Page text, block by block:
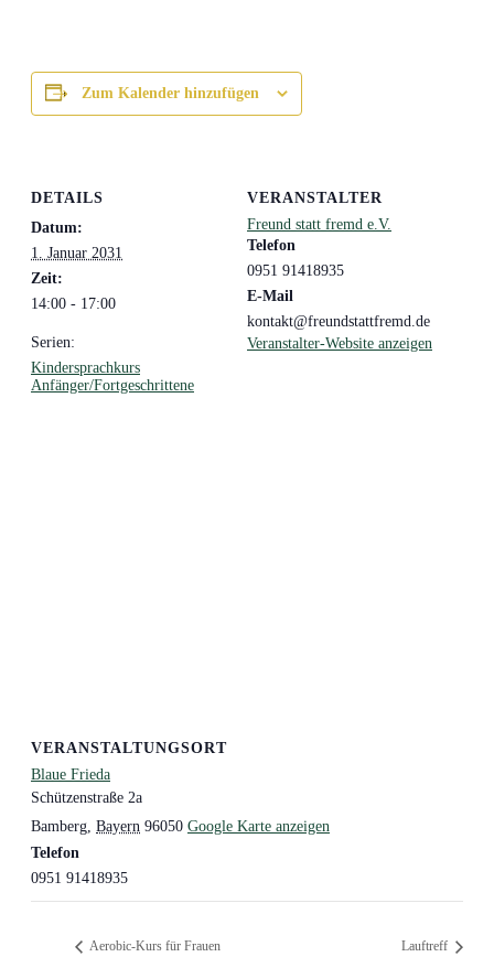
Zum Kalender hinzufügen
DETAILS
Datum:
1. Januar 2031
Zeit:
14:00 - 17:00
Serien:
Kindersprachkurs
Anfänger/Fortgeschrittene
VERANSTALTER
Freund statt fremd e.V.
Telefon
0951 91418935
E-Mail
kontakt@freundstattfremd.de
Veranstalter-Website anzeigen
VERANSTALTUNGSORT
Blaue Frieda
Schützenstraße 2a
Bamberg Bayern 96050 Google Karte anzeigen
Telefon
0951 91418935
Aerobic-Kurs für Frauen Lauftreff